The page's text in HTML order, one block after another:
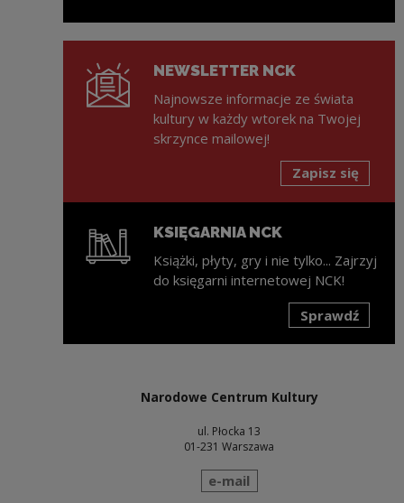
NEWSLETTER NCK
Najnowsze informacje ze świata
kultury w każdy wtorek na Twojej
skrzynce mailowej!
Zapisz się
KSIĘGARNIA NCK
Książki, płyty, gry i nie tylko... Zajrzyj
do księgarni internetowej NCK!
Sprawdź
Narodowe Centrum Kultury
ul. Płocka 13
01-231 Warszawa
wyślij wiadomość
e-mail